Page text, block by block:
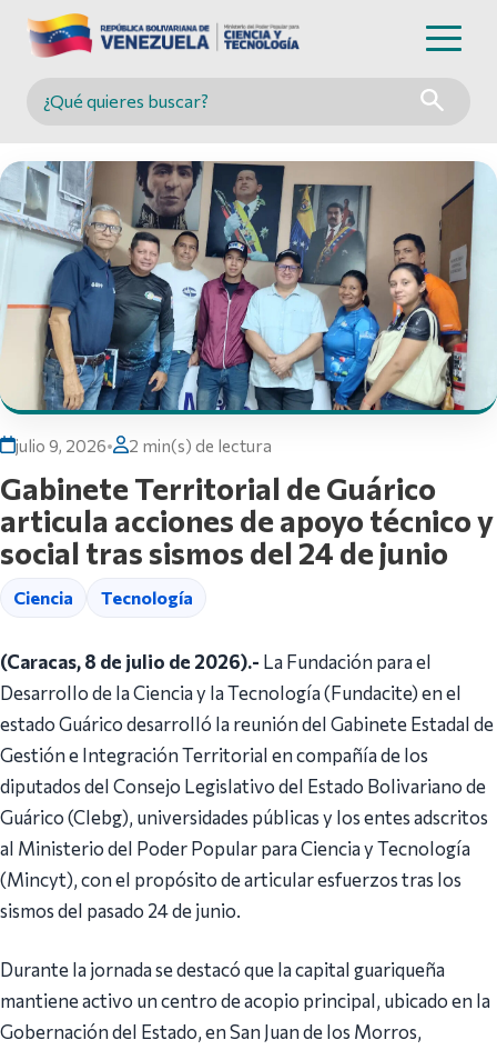
Buscar en MINCYT
julio 9, 2026• 2 min(s) de lectura
Gabinete Territorial de Guárico
articula acciones de apoyo técnico y
social tras sismos del 24 de junio
Ciencia Tecnología
(Caracas, 8 de julio de 2026).- La Fundación para el
Desarrollo de la Ciencia y la Tecnología (Fundacite) en el
estado Guárico desarrolló la reunión del Gabinete Estadal de
Gestión e Integración Territorial en compañía de los
diputados del Consejo Legislativo del Estado Bolivariano de
Guárico (Clebg), universidades públicas y los entes adscritos
al Ministerio del Poder Popular para Ciencia y Tecnología
(Mincyt), con el propósito de articular esfuerzos tras los
sismos del pasado 24 de junio.
Durante la jornada se destacó que la capital guariqueña
mantiene activo un centro de acopio principal, ubicado en la
Gobernación del Estado, en San Juan de los Morros,